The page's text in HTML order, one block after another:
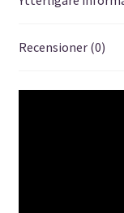
Recensioner (0)